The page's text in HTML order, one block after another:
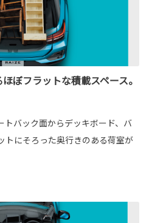
ぼフラットな積載スペース。
トバック面からデッキボード、バ
トにそろった奥行きのある荷室が